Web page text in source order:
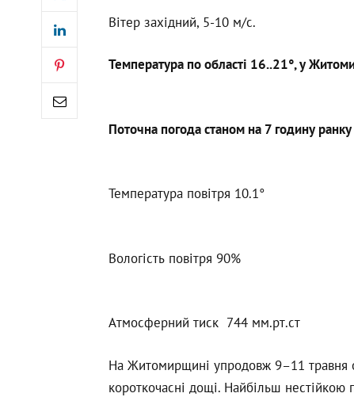
Вітер західний, 5-10 м/с.
Температура по області 16..21°, у
Поточна погода станом на 7 годину
Температура повітря 10.1°
Вологість повітря 90%
Атмосферний тиск 744 мм.рт.ст
На Житомирщині упродовж 9–11 травня
короткочасні дощі. Найбільш